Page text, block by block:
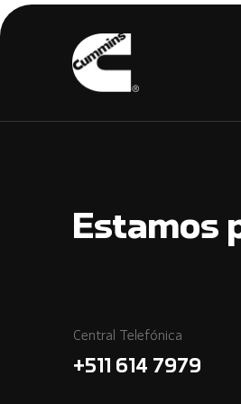
Estamos
Central Telefónica
+511 614 7979